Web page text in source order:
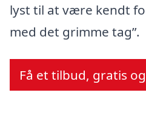
lyst til at være kendt
med det grimme tag”.
Få et tilbud, gratis